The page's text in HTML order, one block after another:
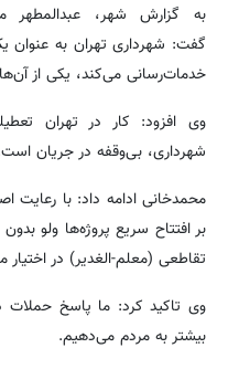
به گزارش شهر، عبدالمطهر
گفت: شهرداری تهران به عنوان
خدمات‌رسانی می‌کند، یکی از
‌وی افزود: کار در تهران
شهرداری، بی‌وقفه در جریان
‌محمدخانی ادامه داد: با رعایت
بر افتتاح سریع پروژه‌ها ولو
تقاطعی (معلم-الغدیر) در اختیار
‌وی تاکید کرد: ما پاسخ حملات
بیشتر به مردم می‌دهیم.